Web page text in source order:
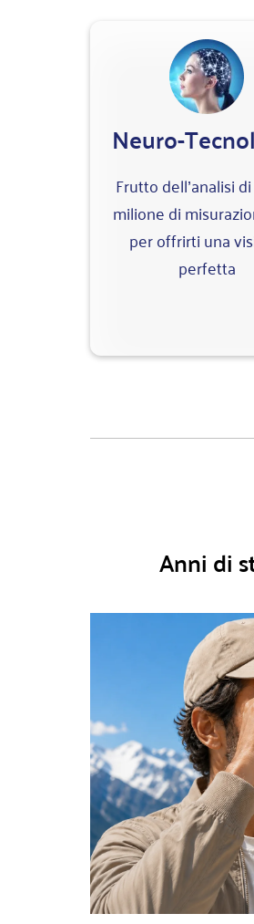
Neuro-
Frutto dell’analisi
milione di
per offrirti una
perfetta
Anni di